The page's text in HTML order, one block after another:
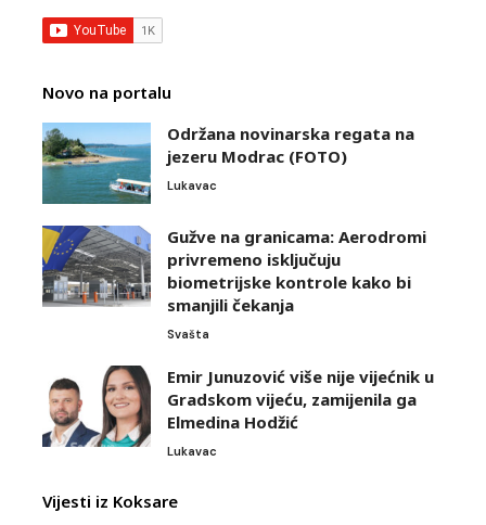
Novo na portalu
Održana novinarska regata na
jezeru Modrac (FOTO)
Lukavac
Gužve na granicama: Aerodromi
privremeno isključuju
biometrijske kontrole kako bi
smanjili čekanja
Svašta
Emir Junuzović više nije vijećnik u
Gradskom vijeću, zamijenila ga
Elmedina Hodžić
Lukavac
Vijesti iz Koksare